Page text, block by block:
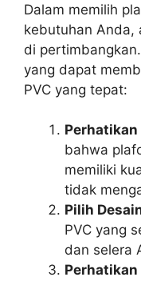
Dalam memilih
kebutuhan Anda,
di
yang dapat
PVC yang tepat:
Perhatikan
bahwa
memiliki
tidak
Pilih
PVC yang
dan selera
Perhatikan